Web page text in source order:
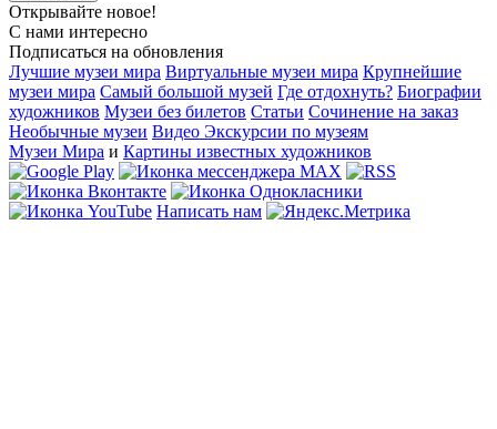
Открывайте новое!
С нами интересно
Подписаться на обновления
Лучшие музеи мира Виртуальные музеи мира Крупнейшие
музеи мира Самый большой музей Где отдохнуть? Биографии
художников Музеи без билетов Статьи Сочинение на заказ
Необычные музеи Видео Экскурсии по музеям
Музеи Мира и Картины известных художников
Написать нам